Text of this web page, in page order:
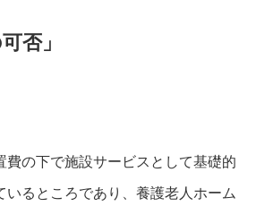
否」
費の下で施設サービスとして基礎的
いるところであり、養護老人ホーム